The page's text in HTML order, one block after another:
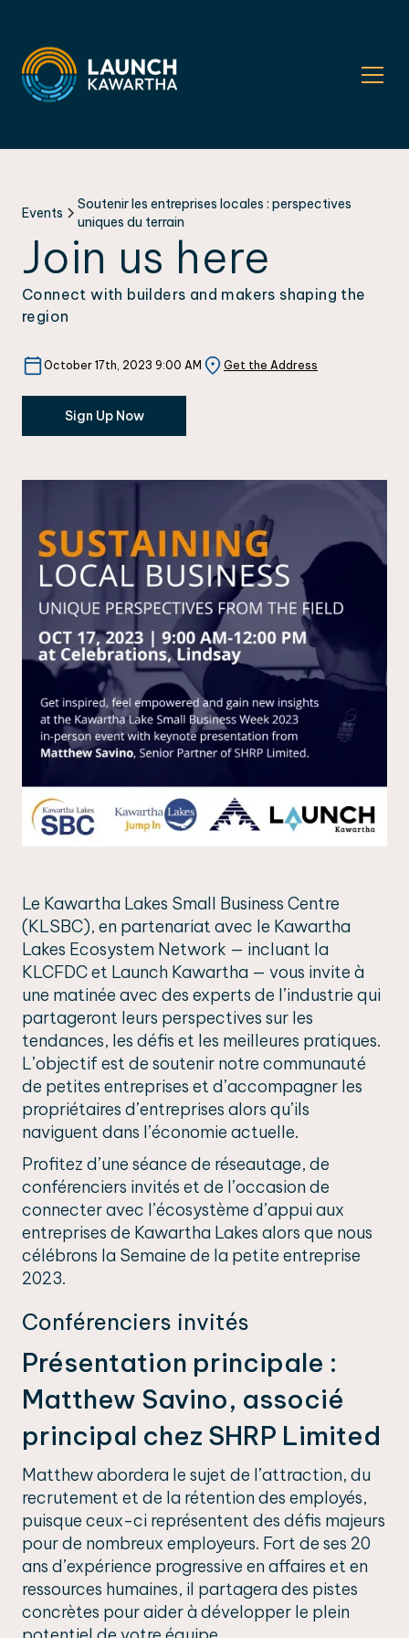
Events
Soutenir les entreprises locales : perspectives
uniques du terrain
Join us here
Connect with builders and makers shaping the
region
October 17th, 2023 9:00 AM Get the Address
Sign Up Now
Le Kawartha Lakes Small Business Centre
(KLSBC), en partenariat avec le Kawartha
Lakes Ecosystem Network — incluant la
KLCFDC et Launch Kawartha — vous invite à
une matinée avec des experts de l’industrie qui
partageront leurs perspectives sur les
tendances, les défis et les meilleures pratiques.
L’objectif est de soutenir notre communauté
de petites entreprises et d’accompagner les
propriétaires d’entreprises alors qu’ils
naviguent dans l’économie actuelle.
Profitez d’une séance de réseautage, de
conférenciers invités et de l’occasion de
connecter avec l’écosystème d’appui aux
entreprises de Kawartha Lakes alors que nous
célébrons la Semaine de la petite entreprise
2023.
Conférenciers invités
Présentation principale :
Matthew Savino, associé
principal chez SHRP Limited
Matthew abordera le sujet de l’attraction, du
recrutement et de la rétention des employés,
puisque ceux-ci représentent des défis majeurs
pour de nombreux employeurs. Fort de ses 20
ans d’expérience progressive en affaires et en
ressources humaines, il partagera des pistes
concrètes pour aider à développer le plein